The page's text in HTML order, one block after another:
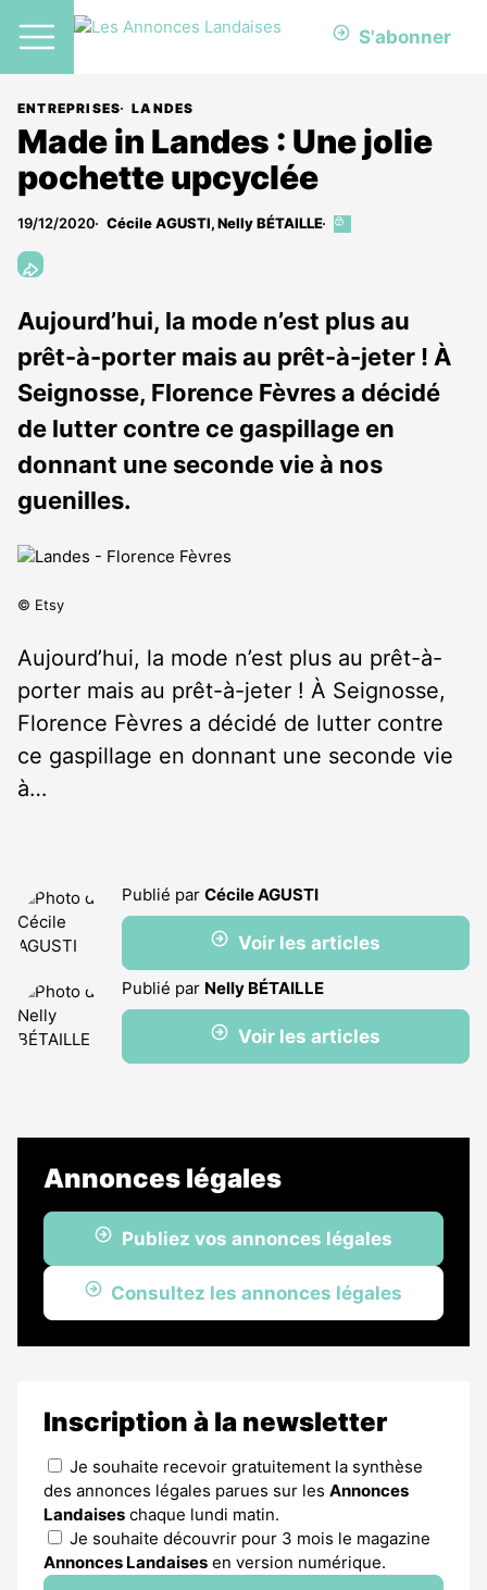
S'abonner
ENTREPRISES LANDES
Made in Landes : Une jolie
pochette upcyclée
19/12/2020 Cécile AGUSTI,Nelly BÉTAILLE
Cet
abonnés
Aujourd’hui, la mode n’est plus au
prêt-à-porter mais au prêt-à-jeter ! À
Seignosse, Florence Fèvres a décidé
de lutter contre ce gaspillage en
donnant une seconde vie à nos
guenilles.
© Etsy
Aujourd’hui, la mode n’est plus au prêt-à-
porter mais au prêt-à-jeter ! À Seignosse,
Florence Fèvres a décidé de lutter contre
ce gaspillage en donnant une seconde vie
à…
Publié par Cécile AGUSTI
Voir les articles
Publié par Nelly BÉTAILLE
Voir les articles
Annonces légales
Publiez vos annonces légales
Consultez les annonces légales
Inscription à la newsletter
Je souhaite recevoir gratuitement la synthèse
des annonces légales parues sur les Annonces
Landaises chaque lundi matin.
Je souhaite découvrir pour 3 mois le magazine
Annonces Landaises en version numérique.